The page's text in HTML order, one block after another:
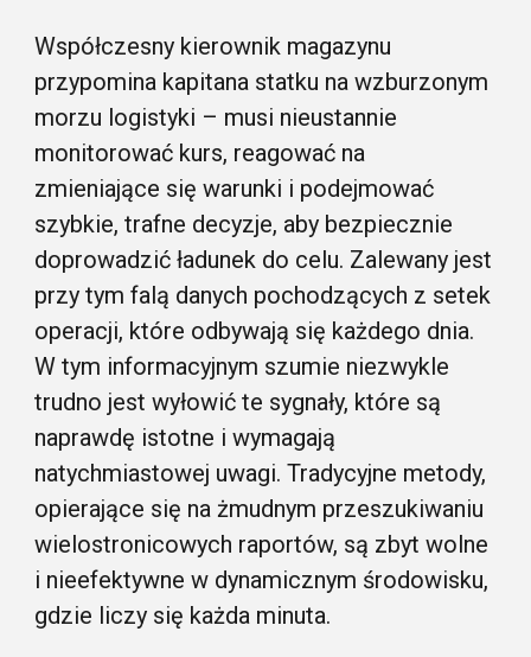
Współczesny kierownik magazynu
przypomina kapitana statku na wzburzonym
morzu logistyki – musi nieustannie
monitorować kurs, reagować na
zmieniające się warunki i podejmować
szybkie, trafne decyzje, aby bezpiecznie
doprowadzić ładunek do celu. Zalewany jest
przy tym falą danych pochodzących z setek
operacji, które odbywają się każdego dnia.
W tym informacyjnym szumie niezwykle
trudno jest wyłowić te sygnały, które są
naprawdę istotne i wymagają
natychmiastowej uwagi. Tradycyjne metody,
opierające się na żmudnym przeszukiwaniu
wielostronicowych raportów, są zbyt wolne
i nieefektywne w dynamicznym środowisku,
gdzie liczy się każda minuta.